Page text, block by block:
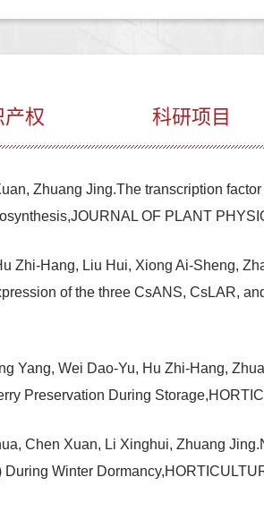
产权 科研项目
Zhuang Jing.The transcription
OF PLANT
Zhi-Hang, Liu Hui, Xiong Ai-Sheng,
of the three CsANS, CsLAR,
Yang, Wei Dao-Yu, Hu Zhi-Hang,
Preservation During
Chen Xuan, Li Xinghui, Zhuang
Winter